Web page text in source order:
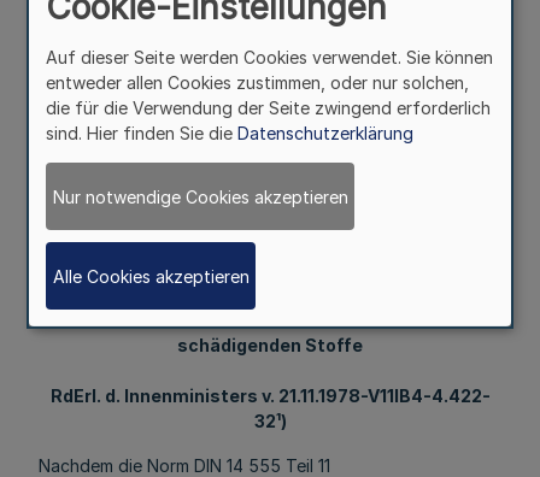
133. Ergänzung - SMB1. NW. - (Stand 1. 9.1979 - MB1. NW.
Nr. 74 einschl.)
21.11.78(1)
Ausstattung der Feuerwehren
für die Bekämpfung von Mineralöl-Unfällen
schädigenden Stoffe
RdErl. d. Innenministers v. 21.11.1978-V11IB4-4.422-
32¹)
Nachdem die Norm DIN 14 555 Teil 11
Auf dieser Seite werden Cookies verwendet. Sie können
entweder allen Cookies zustimmen, oder nur solchen,
die für die Verwendung der Seite zwingend erforderlich
sind. Hier finden Sie die Datenschutzerklärung
Nur notwendige Cookies akzeptieren
Alle Cookies akzeptieren